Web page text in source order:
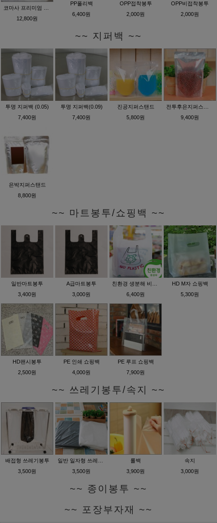
12,800원
PP폴리백
6,400원
OPP접착봉투
2,000원
OPP비접착봉투
2,000원
~~ 지퍼백 ~~
투명 지퍼백 (0.05)
7,400원
투명 지퍼백(0.09)
7,400원
진공지퍼스탠드
5,800원
9,400원
은박지퍼스탠드
8,800원
~~ 마트봉투/쇼핑백 ~~
일반마트봉투
3,400원
A급마트봉투
3,000원
6,400원
HD M자 쇼핑백
5,300원
HD팬시봉투
2,500원
PE 인쇄 쇼핑백
4,000원
PE 루프 쇼핑백
7,900원
~~ 쓰레기봉투/속지 ~~
배접형 쓰레기봉투
3,500원
3,500원
롤백
3,900원
속지
3,000원
~~ 종이봉투 ~~
~~ 포장부자재 ~~